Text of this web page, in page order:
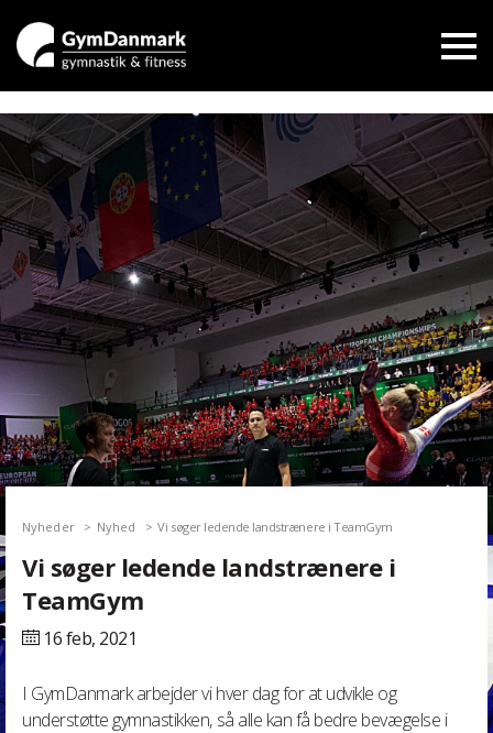
Nyheder Nyhed Vi søger ledende landstrænere i TeamGym
Vi søger ledende landstrænere i
TeamGym
16 feb, 2021
I GymDanmark arbejder vi hver dag for at udvikle og
understøtte gymnastikken, så alle kan få bedre bevægelse i